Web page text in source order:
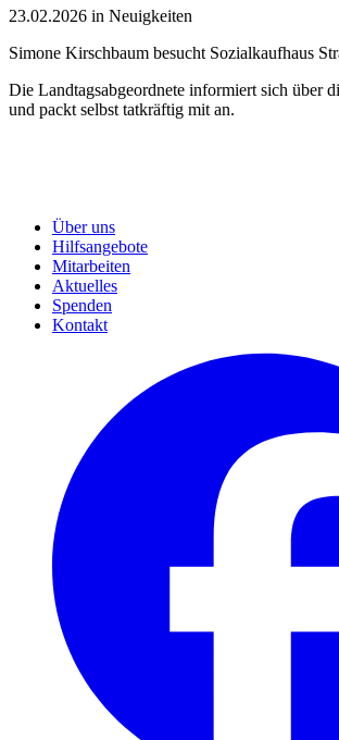
23.02.2026 in Neuigkeiten
Simone Kirschbaum besucht Sozialkaufhaus
Die Landtagsabgeordnete informiert sich über
und packt selbst tatkräftig mit an.
Über uns
Hilfsangebote
Mitarbeiten
Aktuelles
Spenden
Kontakt